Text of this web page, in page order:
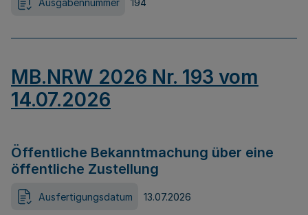
MB.NRW 2026 Nr. 193 vom
14.07.2026
Öffentliche Bekanntmachung über eine
öffentliche Zustellung
Ausfertigungsdatum 13.07.2026